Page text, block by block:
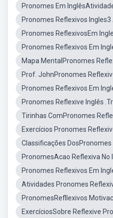
Pronomes Em
Pronomes Reflexivos Ingles3
Pronomes ReflexivosEm
Pronomes Reflexivos Em
Mapa MentalPronomes
Prof. JohnPronomes
Pronomes Reflexivos Em
Pronomes Reflexive Inglês
Tirinhas ComPronomes
Exercícios Pronomes
Classificações
PronomesAcao Reflexiva No
Pronomes Reflexivos Em
Atividades Pronomes
PronomesRefllexivos
ExercíciosSobre Reflexive